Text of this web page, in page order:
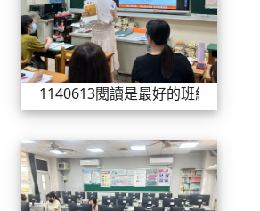
1140613閱讀是最好的班級經營